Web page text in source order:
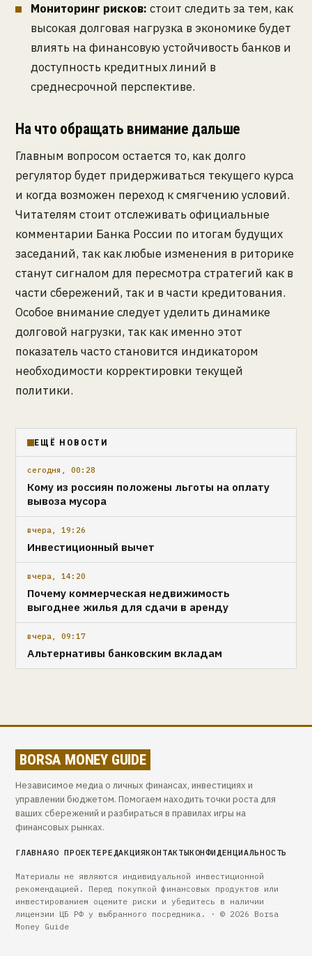
Мониторинг рисков: стоит следить за тем, как
высокая долговая нагрузка в экономике будет
влиять на финансовую устойчивость банков и
доступность кредитных линий в
среднесрочной перспективе.
На что обращать внимание дальше
Главным вопросом остается то, как долго
регулятор будет придерживаться текущего курса
и когда возможен переход к смягчению условий.
Читателям стоит отслеживать официальные
комментарии Банка России по итогам будущих
заседаний, так как любые изменения в риторике
станут сигналом для пересмотра стратегий как в
части сбережений, так и в части кредитования.
Особое внимание следует уделить динамике
долговой нагрузки, так как именно этот
показатель часто становится индикатором
необходимости корректировки текущей
политики.
ЕЩЁ НОВОСТИ
сегодня, 00:28
Кому из россиян положены льготы на оплату
вывоза мусора
вчера, 19:26
Инвестиционный вычет
вчера, 14:20
Почему коммерческая недвижимость
выгоднее жилья для сдачи в аренду
вчера, 09:17
Альтернативы банковским вкладам
BORSA MONEY GUIDE
Независимое медиа о личных финансах, инвестициях и
управлении бюджетом. Помогаем находить точки роста для
ваших сбережений и разбираться в правилах игры на
финансовых рынках.
ГЛАВНАЯО ПРОЕКТЕРЕДАКЦИЯКОНТАКТЫКОНФИДЕНЦИАЛЬНОСТЬ
Материалы не являются индивидуальной инвестиционной
рекомендацией. Перед покупкой финансовых продуктов или
инвестированием оцените риски и убедитесь в наличии
лицензии ЦБ РФ у выбранного посредника. · © 2026 Borsa
Money Guide